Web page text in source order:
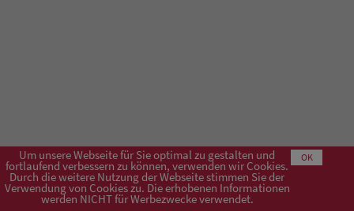
Um unsere Webseite für Sie optimal zu gestalten und
fortlaufend verbessern zu können, verwenden wir Cookies.
Durch die weitere Nutzung der Webseite stimmen Sie der
Verwendung von Cookies zu. Die erhobenen Informationen
werden NICHT für Werbezwecke verwendet.
OK
Impressum AGB Datenschutzerklärung